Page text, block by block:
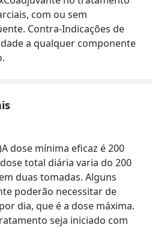
com ou sem
Contra-Indicações de
a qualquer componente
dose mínima eficaz é 200
total diária varia do 200
duas tomadas. Alguns
poderão necessitar de
dia, que é a dose máxima.
seja iniciado com